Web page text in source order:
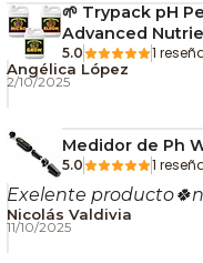
bien equilibrado,
🧠 Efectos
Layer Cake ofrece
estimulación
relajación corporal
🌱 Trypack pH
Advanced
5.0 1
Angélica López
2/10/2025
Medidor de Ph
5.0 1
Exelente
Nicolás Valdivia
11/10/2025